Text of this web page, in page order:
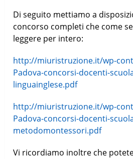
Di seguito mettiamo a
concorso completi che come
leggere per intero:
http://miuristruzione.it/wp-
Padova-concorsi-docenti-
linguainglese.pdf
http://miuristruzione.it/wp-
Padova-concorsi-docenti-
metodomontessori.pdf
Vi ricordiamo inoltre che